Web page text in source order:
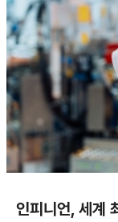
인피니언, 세